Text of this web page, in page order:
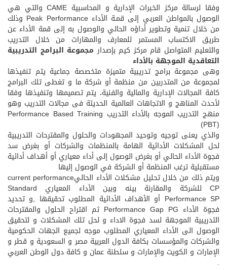
وفقا لرسالة مركز الخبرات الإدارية و المحاسبية CAME والتي هي
الوصول بالمواطن العربي إلى قمـة الأداء Peak Performance وذلك
من خلال تنمية وتطوير أداؤه الحالي والوصول به إلى قمة الأداء عن
طريق الاكتساب المستمر للمعارف والمهارات من خلال التدريب
والتعليم المتواصل قام مركز كيم بإصدار مجموعة البرامج التدريبية
التعاقدية الموجهة بالأداء
وهى مجموعة برامج تدريبية متميزة متخصصة جماعية يتم تنفيذها
لمجموعة من المتدربين من منظمة أو شركة ما و تغطى تلك البرامج
كافة المجالات الإدارية والمالية والفنية، يتم تصميمها وتنفيذها وفقا
لأحدث المناهج و الاتجاهات العالمية الحديثة فى مجالات التدريب وهو
منهج التدريب الموجه بالأداء التدريب Performance Based Training
(PBT)
والذي يعنى توجيه وتوحيد المجهودات والحلول والمقترحات التدريبية
لحل المشكلات الأدائية الهامة بالمنظمات والشركات أو بغرض سد
فجوة الأداء الحالي أو بغرض الوصول إلى أداء معياري أو أهداف أدائية
مستقبلية ترغب المنظمة أو الشركة في الوصول إليها
ويتم ذلك من خلال تحليل مشكلات الأداء الحاليcurrent performance
CP للشركة والمقارنة بينه وبين الأداء المعياري Standard
Performance SP أو الأهداف الأدائية المطلوب تحقيقها ,و تحديد
فجوة الأداء Performance Gap PG ثم اقتراح الحلول والمقترحات
التدريبية الموجهة لسد فجوة الاداء و لحل تلك المشكلات و لتحقيق
الوصول الى الأداء المعياري المطلوب موجه لجميع الجهات الحكومية
والشركات والمؤسسات بكافة الدول العربية مصر و السعودية و قطر و
الإمارات و الكويت والإمارات و سلطنة عمان و كافة دول الوطن العربي
.